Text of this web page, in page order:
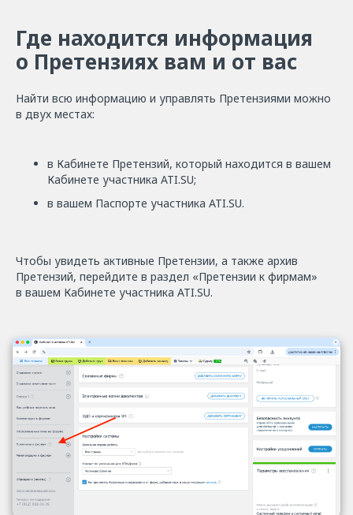
Где находится информация
о Претензиях вам и от вас
Найти всю информацию и управлять Претензиями можно
в двух местах:
в Кабинете Претензий, который находится в вашем
Кабинете участника ATI.SU;
в вашем Паспорте участника ATI.SU.
Чтобы увидеть активные Претензии, а также архив
Претензий, перейдите в раздел «Претензии к фирмам»
в вашем Кабинете участника ATI.SU.